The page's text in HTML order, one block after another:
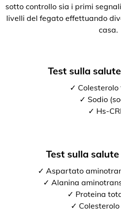
sotto controllo sia i primi
livelli del fegato effettuando
casa.
Test sulla
✓ Colesterolo
✓ Sodio
✓ Hs-
Test sulla
✓ Aspartato
✓ Alanina
✓ Proteina
✓